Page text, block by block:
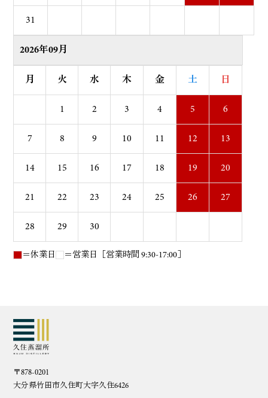
31
2026年09月
月 火 水 木 金 土 日
1 2 3 4 5 6
7 8 9 10 11 12 13
14 15 16 17 18 19 20
21 22 23 24 25 26 27
28 29 30
＝休業日 ＝営業日［営業時間 9:30-17:00］
〒878-0201
大分県竹田市久住町大字久住6426